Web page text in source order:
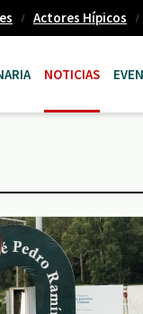
Actores Hípicos
NOTICIAS